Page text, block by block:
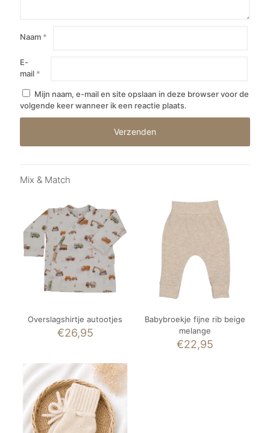
Naam *
E-
mail *
Mijn naam, e-mail en site opslaan in deze browser voor de
volgende keer wanneer ik een reactie plaats.
Mix & Match
Overslagshirtje autootjes
€26,95
Babybroekje fijne rib beige
melange
€22,95